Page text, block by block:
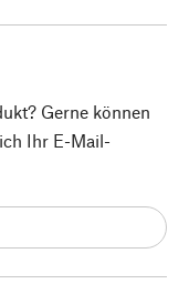
Gerne können
Ihr E-Mail-